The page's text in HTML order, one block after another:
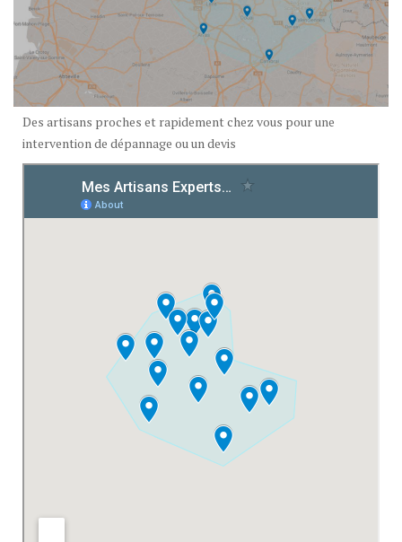
Des artisans proches et rapidement chez vous pour une
intervention de dépannage ou un devis